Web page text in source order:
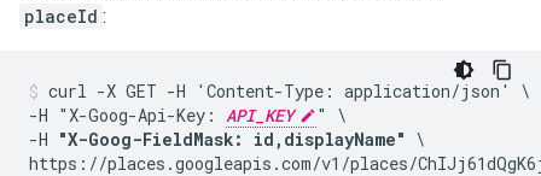
placeId :
curl -X GET -H 'Content-Type: application/json' \
-H "X-Goog-Api-Key: API_KEY
" \
-H "X-Goog-FieldMask: id,displayName" \
https://places.googleapis.com/v1/places/